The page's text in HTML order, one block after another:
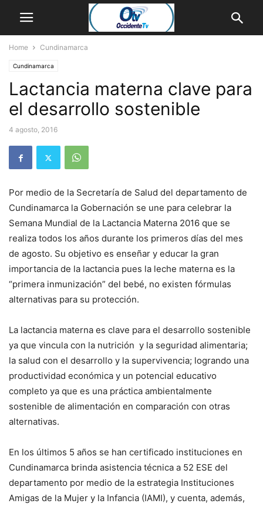
Home Cundinamarca
Cundinamarca
Lactancia materna clave para
el desarrollo sostenible
4 agosto, 2016
Por medio de la Secretaría de Salud del departamento de
Cundinamarca la Gobernación se une para celebrar la
Semana Mundial de la Lactancia Materna 2016 que se
realiza todos los años durante los primeros días del mes
de agosto. Su objetivo es enseñar y educar la gran
importancia de la lactancia pues la leche materna es la
“primera inmunización” del bebé, no existen fórmulas
alternativas para su protección.
La lactancia materna es clave para el desarrollo sostenible
ya que vincula con la nutrición y la seguridad alimentaria;
la salud con el desarrollo y la supervivencia; logrando una
productividad económica y un potencial educativo
completo ya que es una práctica ambientalmente
sostenible de alimentación en comparación con otras
alternativas.
En los últimos 5 años se han certificado instituciones en
Cundinamarca brinda asistencia técnica a 52 ESE del
departamento por medio de la estrategia Instituciones
Amigas de la Mujer y la Infancia (IAMI), y cuenta, además,